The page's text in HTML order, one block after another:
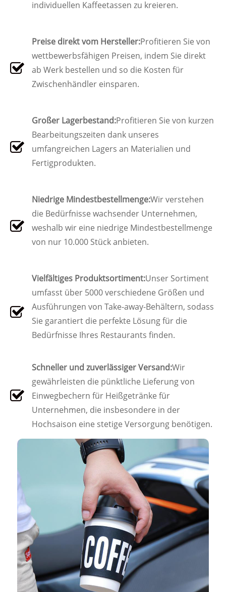
individuellen Kaffeetassen zu kreieren.
Preise direkt vom Hersteller:Profitieren Sie von
wettbewerbsfähigen Preisen, indem Sie direkt
ab Werk bestellen und so die Kosten für
Zwischenhändler einsparen.
Großer Lagerbestand:Profitieren Sie von kurzen
Bearbeitungszeiten dank unseres
umfangreichen Lagers an Materialien und
Fertigprodukten.
Niedrige Mindestbestellmenge:Wir verstehen
die Bedürfnisse wachsender Unternehmen,
weshalb wir eine niedrige Mindestbestellmenge
von nur 10.000 Stück anbieten.
Vielfältiges Produktsortiment:Unser Sortiment
umfasst über 5000 verschiedene Größen und
Ausführungen von Take-away-Behältern, sodass
Sie garantiert die perfekte Lösung für die
Bedürfnisse Ihres Restaurants finden.
Schneller und zuverlässiger Versand:Wir
gewährleisten die pünktliche Lieferung von
Einwegbechern für Heißgetränke für
Unternehmen, die insbesondere in der
Hochsaison eine stetige Versorgung benötigen.